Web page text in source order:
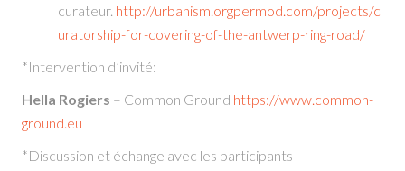
curateur. http://urbanism.orgpermod.com/projects/c
uratorship-for-covering-of-the-antwerp-ring-road/
*Intervention d’invité:
Hella Rogiers – Common Ground https://www.common-
ground.eu
*Discussion et échange avec les participants